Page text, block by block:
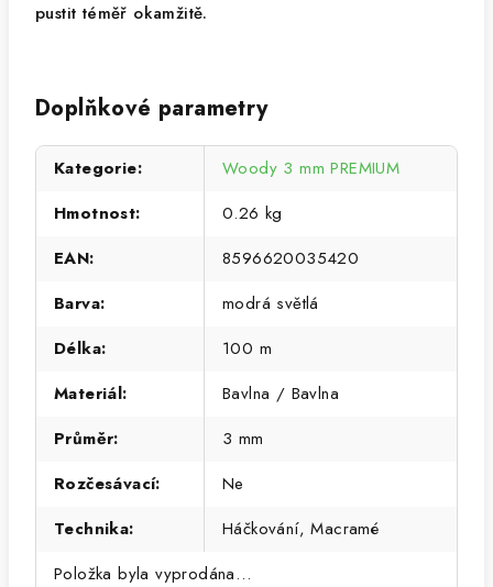
pustit téměř okamžitě.
Doplňkové parametry
Kategorie:
Woody 3 mm PREMIUM
Hmotnost:
0.26 kg
EAN:
8596620035420
Barva:
modrá světlá
Délka:
100 m
Materiál:
Bavlna / Bavlna
Průměr:
3 mm
Rozčesávací:
Ne
Technika:
Háčkování, Macramé
Položka byla vyprodána…